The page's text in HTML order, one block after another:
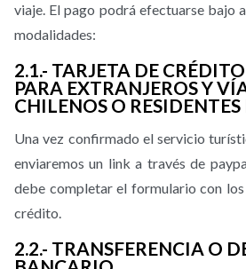
viaje. El pago podrá efectuarse bajo
modalidades:
2.1.- TARJETA DE
PARA EXTRANJEROS Y
CHILENOS O
Una vez confirmado el servicio
enviaremos un link a través de
debe completar el formulario con
crédito.
2.2.- TRANSFERENCIA O